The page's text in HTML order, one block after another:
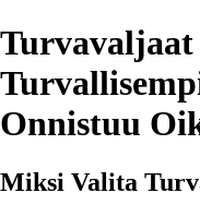
Onnistuu
Miksi Valita